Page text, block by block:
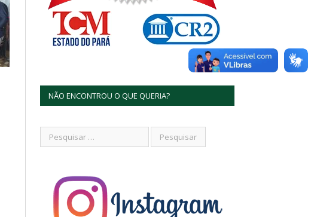
NÃO ENCONTROU O QUE QUERIA?